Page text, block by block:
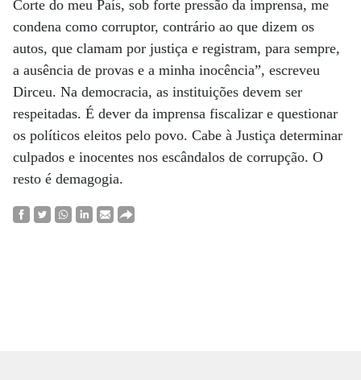
Corte do meu País, sob forte pressão da imprensa, me
condena como corruptor, contrário ao que dizem os
autos, que clamam por justiça e registram, para sempre,
a ausência de provas e a minha inocência”, escreveu
Dirceu. Na democracia, as instituições devem ser
respeitadas. É dever da imprensa fiscalizar e questionar
os políticos eleitos pelo povo. Cabe à Justiça determinar
culpados e inocentes nos escândalos de corrupção. O
resto é demagogia.